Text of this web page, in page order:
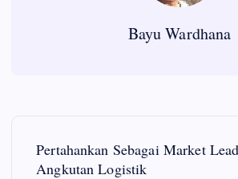
Bayu Wardhana
Pertahankan Sebagai Market
Angkutan Logistik